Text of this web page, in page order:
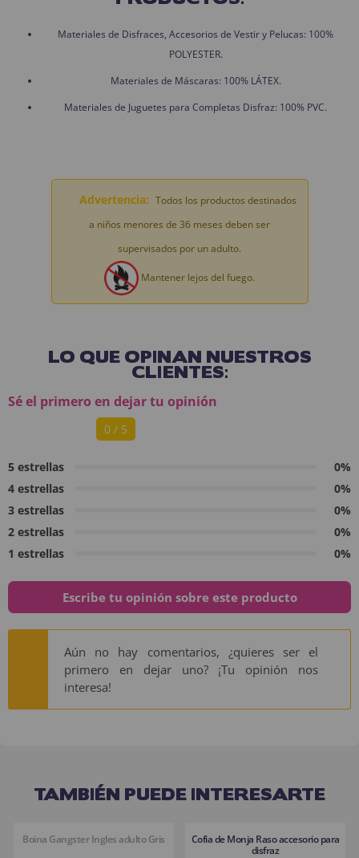
Materiales de Disfraces, Accesorios de Vestir y Pelucas: 100%
POLYESTER.
Materiales de Máscaras: 100% LÁTEX.
Materiales de Juguetes para Completas Disfraz: 100% PVC.
Advertencia: Todos los productos destinados
a niños menores de 36 meses deben ser
supervisados por un adulto.
Mantener lejos del fuego.
LO QUE OPINAN NUESTROS
CLIENTES:
Sé el primero en dejar tu opinión
0 / 5
5 estrellas
0%
4 estrellas
0%
3 estrellas
0%
2 estrellas
0%
1 estrellas
0%
Escribe tu opinión sobre este producto
Aún no hay comentarios, ¿quieres ser el
primero en dejar uno? ¡Tu opinión nos
interesa!
TAMBIÉN PUEDE INTERESARTE
Boina Gangster Ingles adulto Gris
Cofia de Monja Raso accesorio para
disfraz